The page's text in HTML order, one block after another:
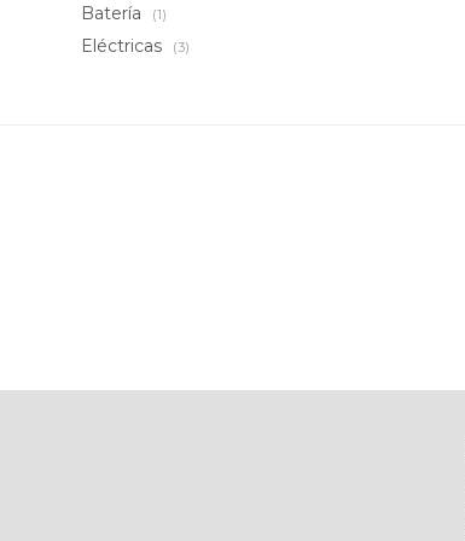
Batería (1)
Eléctricas (3)